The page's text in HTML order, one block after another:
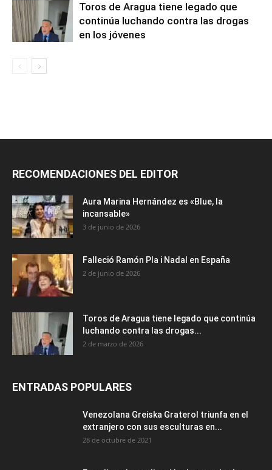
Toros de Aragua tiene legado que
continúa luchando contra las drogas
en los jóvenes
RECOMENDACIONES DEL EDITOR
Aura Marina Hernández es «Blue, la
incansable»
3 de junio de 2026
Falleció Ramón Pla i Nadal en España
2 de junio de 2026
Toros de Aragua tiene legado que continúa
luchando contra las drogas...
2 de marzo de 2026
ENTRADAS POPULARES
Venezolana Greiska Graterol triunfa en el
extranjero con sus esculturas en...
28 de octubre de 2021